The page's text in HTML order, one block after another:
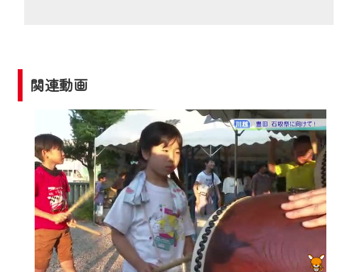
関連動画
2024年9月24日からはご加入者様へのサー
ビス向上のため、
『CCNet Web TV』を利用いただくには、
一部コンテンツを除き、
CCNetサービスへの加入と『CCNetマイ
ページ※』へのログインが必要となりま
す。
何卒、ご理解ご了承の程よろしくお願い
いたします。